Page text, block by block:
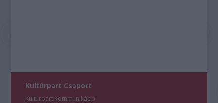
Kultúrpart Csoport
Kultúrpart Kommunikáció